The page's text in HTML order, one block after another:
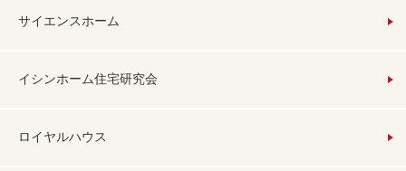
サイエンスホーム
イシンホーム住宅研究会
ロイヤルハウス